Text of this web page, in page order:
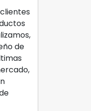
de